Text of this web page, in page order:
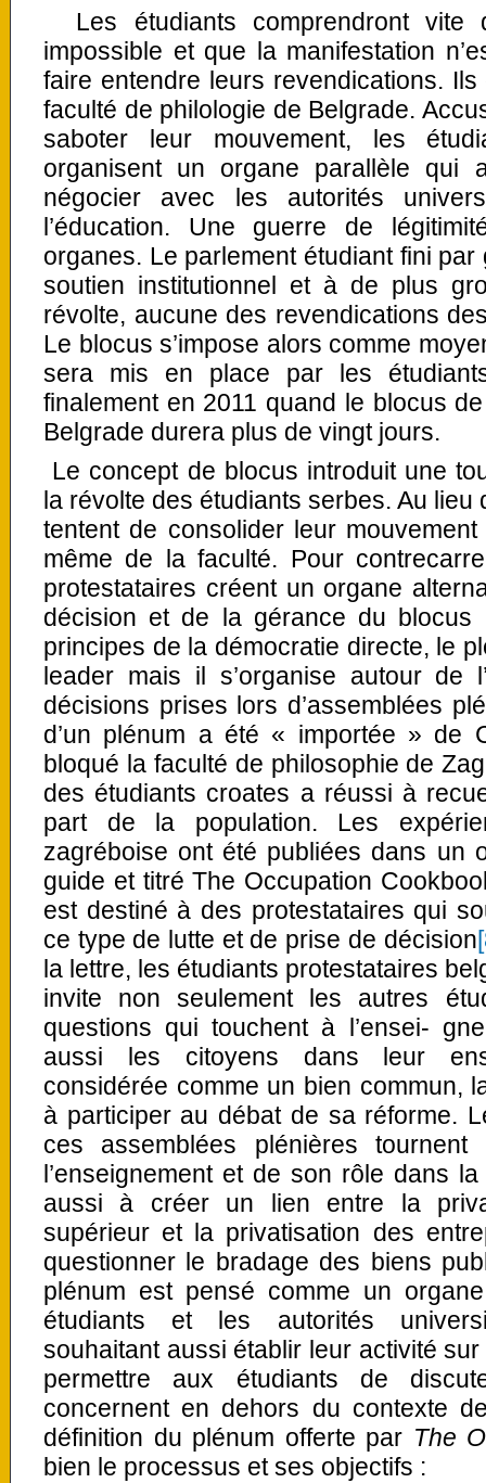
Les étudiants comprendront vite
impossible et que la manifestation
faire entendre leurs revendications.
faculté de philologie de Belgrade.
saboter leur mouvement, les
organisent un organe parallèle qui
négocier avec les autorités
l’éducation. Une guerre de
organes. Le parlement étudiant fini
soutien institutionnel et à de plus
révolte, aucune des revendications
Le blocus s’impose alors comme
sera mis en place par les
finalement en 2011 quand le blocus
Belgrade durera plus de vingt jours.
Le concept de blocus introduit une
la révolte des étudiants serbes. Au lieu
tentent de consolider leur mouvement
même de la faculté. Pour
protestataires créent un organe
décision et de la gérance du
principes de la démocratie directe, le
leader mais il s’organise autour de
décisions prises lors d’assemblées
d’un plénum a été « importée » de
bloqué la faculté de philosophie de
des étudiants croates a réussi à
part de la population. Les
zagréboise ont été publiées dans un
guide et titré The Occupation
est destiné à des protestataires qui
ce type de lutte et de prise de décision
la lettre, les étudiants protestataires
invite non seulement les autres
questions qui touchent à l’ensei-
aussi les citoyens dans leur
considérée comme un bien commun,
à participer au débat de sa réforme.
ces assemblées plénières tournent
l’enseignement et de son rôle dans
aussi à créer un lien entre la
supérieur et la privatisation des
questionner le bradage des biens
plénum est pensé comme un
étudiants et les autorités
souhaitant aussi établir leur activité
permettre aux étudiants de
concernent en dehors du contexte
définition du plénum offerte par The
bien le processus et ses objectifs :